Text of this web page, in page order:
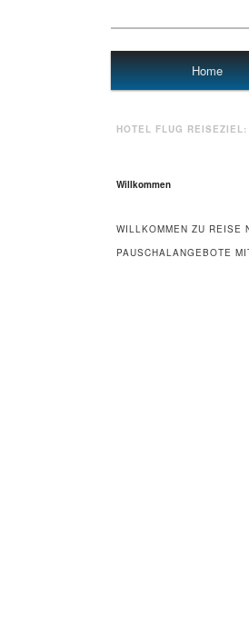
Urlaub
Main menu
Skip to
Skip to
Home
HOTEL FLUG REISEZIEL:
Willkommen
WILLKOMMEN ZU REISE
PAUSCHALANGEBOTE